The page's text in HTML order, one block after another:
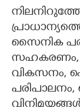
സൈനിക
സഹകരണം,
വികസനം,